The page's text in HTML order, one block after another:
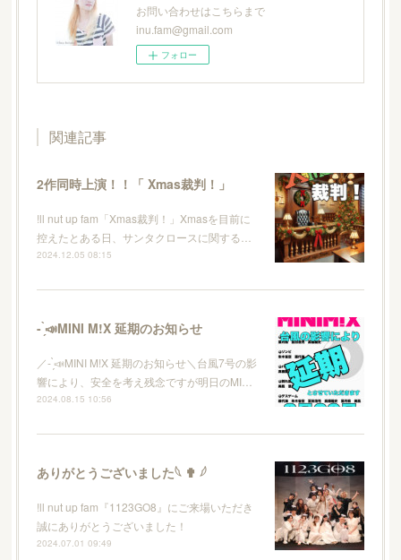
お問い合わせはこちらまで
inu.fam@gmail.com
フォロー
関連記事
2作同時上演！！「 Xmas裁判！」
!ll nut up fam「Xmas裁判！」Xmasを目前に
控えたとある日、サンタクロースに関する…
2024.12.05 08:15
- ̗̀📣MINI M!X 延期のお知らせ
／- ̗̀📣MINI M!X 延期のお知らせ＼台風7号の影
響により、安全を考え残念ですが明日のMI…
2024.08.15 10:56
ありがとうございました𓆩 ✟ 𓆪
!ll nut up fam『1123GO8』にご来場いただき
誠にありがとうございました！
2024.07.01 09:49